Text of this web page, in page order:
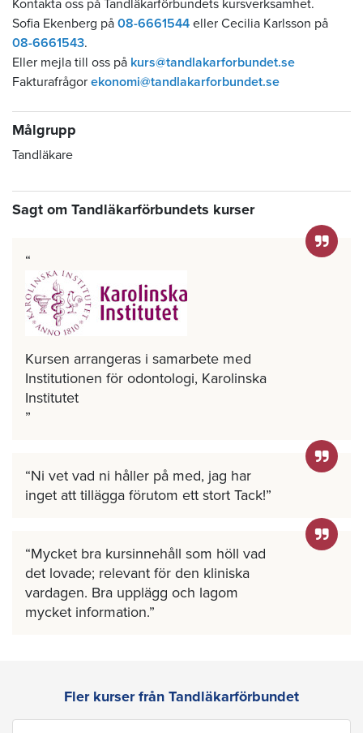
Kontakta oss på Tandläkarförbundets kursverksamhet.
Sofia Ekenberg på 08-6661544 eller Cecilia Karlsson på
08-6661543.
Eller mejla till oss på kurs@tandlakarforbundet.se
Fakturafrågor ekonomi@tandlakarforbundet.se
Målgrupp
Tandläkare
Sagt om Tandläkarförbundets kurser
Kursen arrangeras i samarbete med
Institutionen för odontologi, Karolinska
Institutet
Ni vet vad ni håller på med, jag har
inget att tillägga förutom ett stort Tack!
Mycket bra kursinnehåll som höll vad
det lovade; relevant för den kliniska
vardagen. Bra upplägg och lagom
mycket information.
Fler kurser från Tandläkarförbundet